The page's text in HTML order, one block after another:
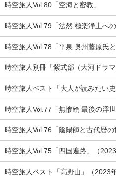
時空旅人Vol.80「空海と密教」
時空旅人Vol.79「法然 極楽浄土への
時空旅人Vol.78「平泉 奥州藤原氏と
時空旅人別冊「紫式部（大河ドラマ
時空旅人ベスト「大人が読みたい史
時空旅人Vol.77「無惨絵 最後の浮世
時空旅人Vol.76「陰陽師と古代暦の
時空旅人Vol.75「四国遍路」（2023
時空旅人ベスト「高野山」（2023年